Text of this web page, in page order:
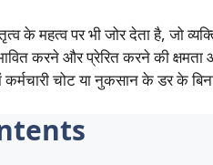
के महत्व पर भी जोर देता है, जो
करने और प्रेरित करने की क्षमता
चोट या नुकसान के डर के